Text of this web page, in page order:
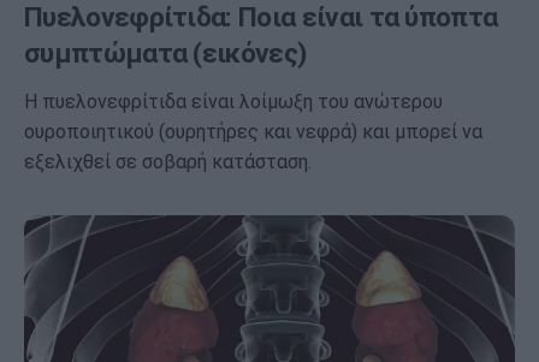
Πυελονεφρίτιδα: Ποια είναι τα ύποπτα
συμπτώματα (εικόνες)
Η πυελονεφρίτιδα είναι λοίμωξη του ανώτερου
ουροποιητικού (ουρητήρες και νεφρά) και μπορεί να
εξελιχθεί σε σοβαρή κατάσταση.